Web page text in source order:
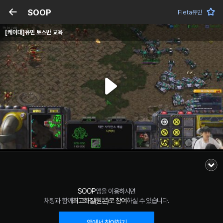
SOOP Fleta유민
[케이대]유민 토스반 교육
SOOP앱을 이용하시면
채팅과 함께최고화질(원본)로 참여하실 수 있습니다.